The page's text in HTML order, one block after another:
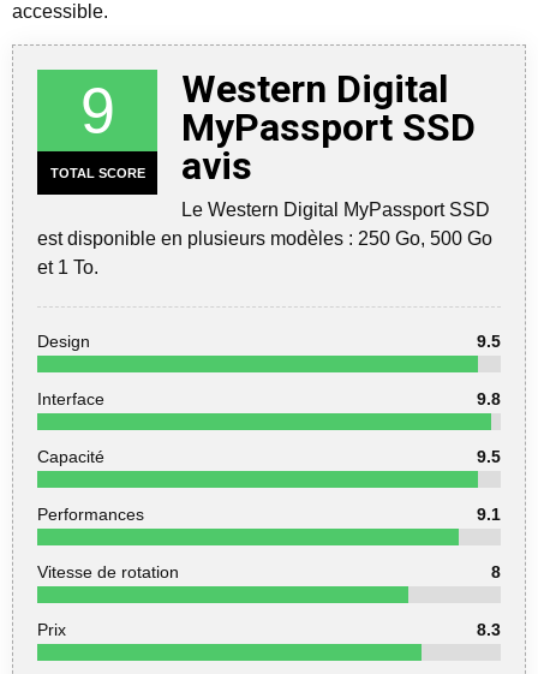
accessible.
9
TOTAL SCORE
Western Digital
MyPassport SSD
avis
Le Western Digital MyPassport SSD
est disponible en plusieurs modèles : 250 Go, 500 Go
et 1 To.
Design 9.5
Interface 9.8
Capacité 9.5
Performances 9.1
Vitesse de rotation 8
Prix 8.3